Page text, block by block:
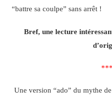
“battre sa coulpe” sans arrêt !
Bref, une lecture
Une version “ado” du mythe